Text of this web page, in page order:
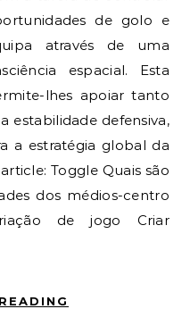
de golo e
através de uma
espacial. Esta
lhes apoiar tanto
estabilidade defensiva,
a estratégia global da
Toggle Quais são
dos médios-centro
de jogo Criar